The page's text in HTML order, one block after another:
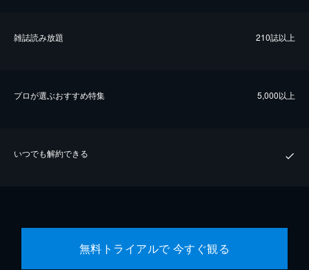
雑誌読み放題 210誌以上
プロが選ぶおすすめ特集 5,000以上
いつでも解約できる
無料トライアルで 今すぐ観る